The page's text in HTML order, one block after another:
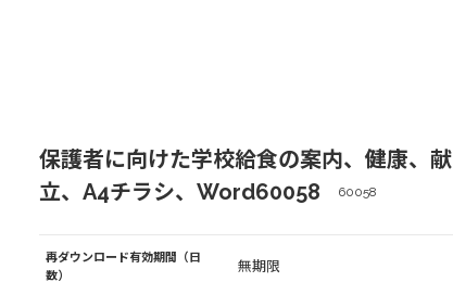
保護者に向けた学校給食の案内、健康、献
立、A4チラシ、Word60058
60058
再ダウンロード有効期間（日
数）
無期限